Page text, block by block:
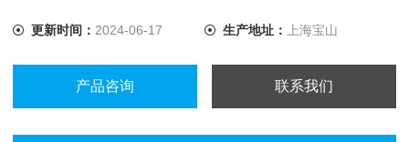
更新时间： 2024-06-17 生产地址： 上海宝山
产品咨询 联系我们